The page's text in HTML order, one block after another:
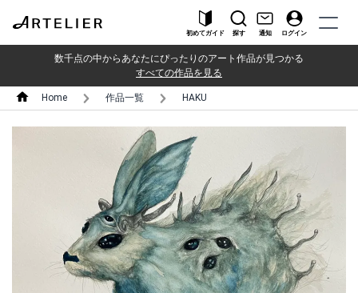
初めてガイド 探す 通知 ログイン
数千点の中からあなたにぴったりのアート作品が見つかる
すべての作品を見る
Home 作品一覧 HAKU